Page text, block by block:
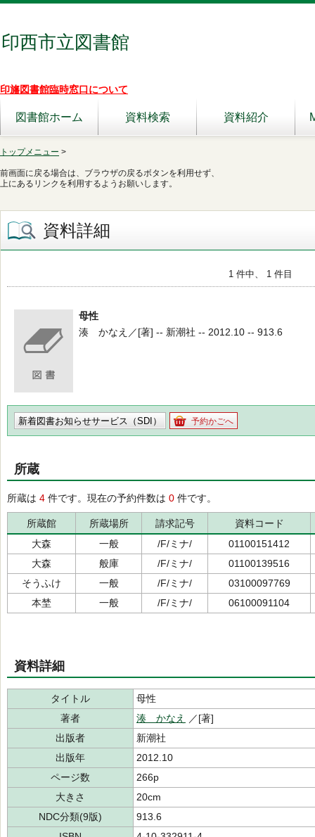
印西市立図書館
印旛図書館臨時窓口について
図書館ホーム 資料検索 資料紹介
トップメニュー >
前画面に戻る場合は、ブラウザの戻るボタンを利用せず、
上にあるリンクを利用するようお願いします。
資料詳細
1 件中、 1 件目
母性
湊 かなえ／[著] -- 新潮社 -- 2012.10 -- 913.6
新着図書お知らせサービス（SDI） 予約かごへ
所蔵
所蔵は 4 件です。現在の予約件数は 0 件です。
所蔵館 所蔵場所 請求記号
資料コード
大森
一般 /F/ミナ/
01100151412
大森
般庫 /F/ミナ/
01100139516
そうふけ
一般 /F/ミナ/
03100097769
本埜
一般 /F/ミナ/ 06100091104
資料詳細
タイトル
母性
著者
湊 かなえ
／[著]
出版者
新潮社
出版年
2012.10
ページ数
266p
大きさ
20cm
NDC分類(9版)
913.6